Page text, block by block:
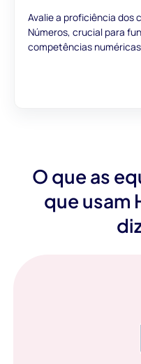
Avalie a proficiência dos
Números, crucial para
competências
O que as
que usam